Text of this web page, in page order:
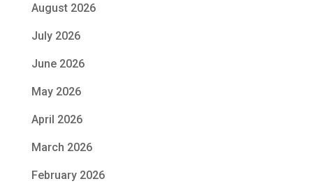
August 2026
July 2026
June 2026
May 2026
April 2026
March 2026
February 2026